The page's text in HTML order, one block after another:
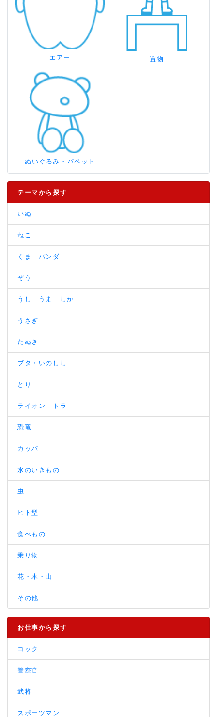
エアー 置物
ぬいぐるみ・パペット
テーマから探す
いぬ
ねこ
くま パンダ
ぞう
うし うま しか
うさぎ
たぬき
ブタ・いのしし
とり
ライオン トラ
恐竜
カッパ
水のいきもの
虫
ヒト型
食べもの
乗り物
花・木・山
その他
お仕事から探す
コック
警察官
武将
スポーツマン